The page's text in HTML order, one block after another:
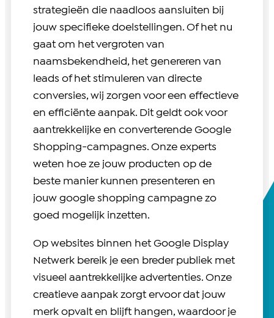
strategieën die naadloos aansluiten bij
jouw specifieke doelstellingen. Of het nu
gaat om het vergroten van
naamsbekendheid, het genereren van
leads of het stimuleren van directe
conversies, wij zorgen voor een effectieve
en efficiënte aanpak. Dit geldt ook voor
aantrekkelijke en converterende Google
Shopping-campagnes. Onze experts
weten hoe ze jouw producten op de
beste manier kunnen presenteren en
jouw google shopping campagne zo
goed mogelijk inzetten.
Op websites binnen het Google Display
Netwerk bereik je een breder publiek met
visueel aantrekkelijke advertenties. Onze
creatieve aanpak zorgt ervoor dat jouw
merk opvalt en blijft hangen, waardoor je